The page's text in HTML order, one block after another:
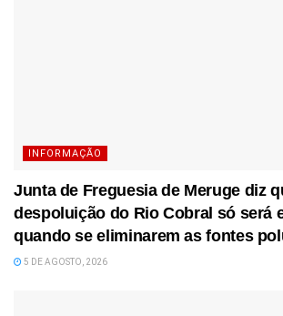
INFORMAÇÃO
Junta de Freguesia de Meruge diz
despoluição do Rio Cobral só será
quando se eliminarem as fontes
5 DE AGOSTO, 2026